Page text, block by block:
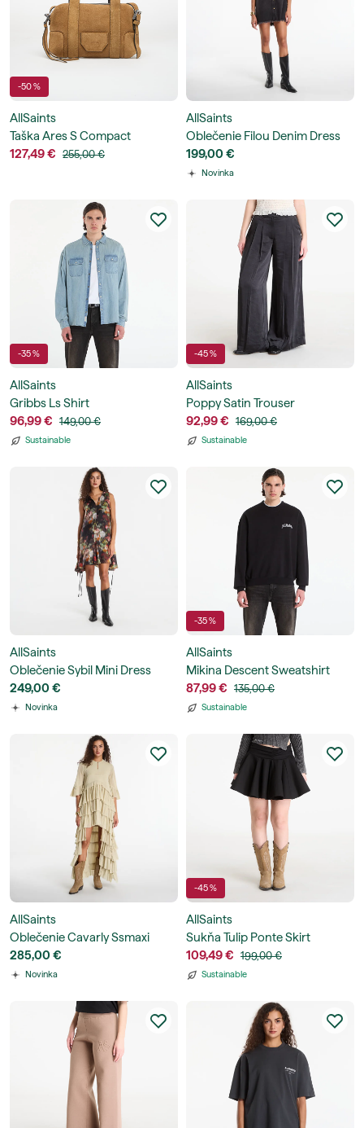
-50 %
AllSaints
Taška Ares S Compact
Crossbody
127,49 € 255,00 €
AllSaints
Oblečenie Filou Denim Dress
199,00 €
Novinka
-35 %
AllSaints
Gribbs Ls Shirt
96,99 € 149,00 €
Sustainable
-45 %
AllSaints
Poppy Satin Trouser
92,99 € 169,00 €
Sustainable
AllSaints
Oblečenie Sybil Mini Dress
249,00 €
Novinka
-35 %
AllSaints
Mikina Descent Sweatshirt
87,99 € 135,00 €
Sustainable
AllSaints
Oblečenie Cavarly Ssmaxi
Dress
285,00 €
Novinka
-45 %
AllSaints
Sukňa Tulip Ponte Skirt
109,49 € 199,00 €
Sustainable